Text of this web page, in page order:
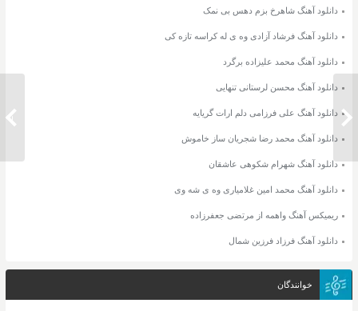
دانلود آهنگ مسعود جلیلیان محبوب
دانلود آهنگ شاهرخ بزم دهس بی نمک
دانلود آهنگ فرشاد آزادی وه ی له کراسه تازه کی
دانلود آهنگ محمد علیزاده برگرد
دانلود آهنگ محسن لرستانی تنهایی
دانلود آهنگ علی فرزامی دلم ارات گریایه
دانلود آهنگ محمد رضا شجریان ساز خاموش
دانلود آهنگ شهرام شکوهی عاشقان
دانلود آهنگ محمد امین غلامیاری وه ی شه وی
ریمیکس آهنگ واهمه از مرتضی جعفرزاده
دانلود آهنگ فرزاد فرزین شمال
خوانندگان